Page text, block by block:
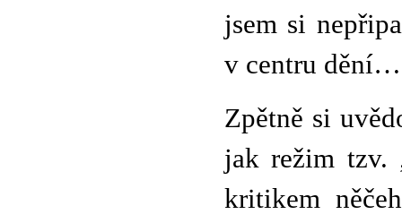
jsem si
v centru dění…
Zpětně si
jak režim tzv.
kritikem